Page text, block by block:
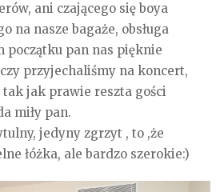
ani czającego się boya
na nasze bagaże, obsługa
początku pan nas pięknie
przyjechaliśmy na koncert,
jak prawie reszta gości
miły pan.
jedyny zgrzyt , to ,że
łóżka, ale bardzo szerokie:)